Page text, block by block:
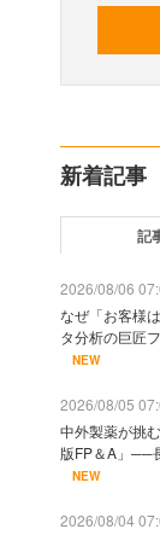
新着記事
記
2026/08/06
なぜ「お客様
タ分析の巨匠
NEW
2026/08/05
中外製薬が挑
版FP＆A」──
NEW
2026/08/04